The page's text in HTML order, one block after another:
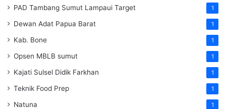
PAD Tambang Sumut Lampaui Target 1
Dewan Adat Papua Barat 1
Kab. Bone 1
Opsen MBLB sumut 1
Kajati Sulsel Didik Farkhan 1
Teknik Food Prep 1
Natuna 1